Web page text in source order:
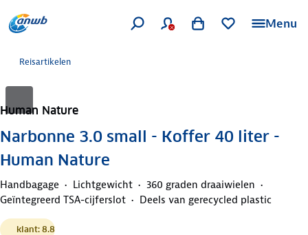
Menu
Reisartikelen
Human Nature
Narbonne 3.0 small - Koffer 40 liter -
Human Nature
Handbagage Lichtgewicht
360 graden draaiwielen
Geïntegreerd TSA-cijferslot
Deels van gerecycled plastic
klant: 8.8